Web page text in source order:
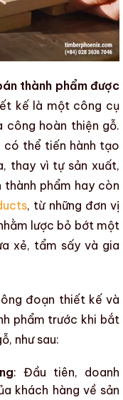
thành phẩm được
kế là một công cụ
công hoàn thiện gỗ.
có thể tiến hành tạo
thay vì tự sản xuất,
phẩm hay còn
, từ những đơn vị
lược bỏ bớt một
xẻ, tẩm sấy và gia
đoạn thiết kế và
phẩm trước khi bắt
như sau:
: Đầu tiên, doanh
khách hàng về sản